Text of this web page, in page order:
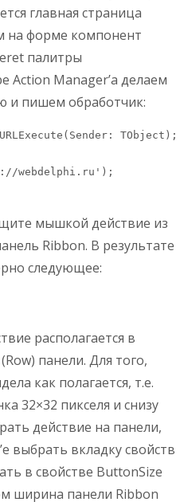
главная страница
на форме компонент
палитры
Action Manager’а делаем
и пишем обработчик:
TObject);
webdelphi.ru');
мышкой действие из
Ribbon. В результате
следующее:
располагается в
панели. Для того,
как полагается, т.е.
32×32 пикселя и снизу
действие на панели,
выбрать вкладку свойств
в свойстве ButtonSize
ширина панели Ribbon